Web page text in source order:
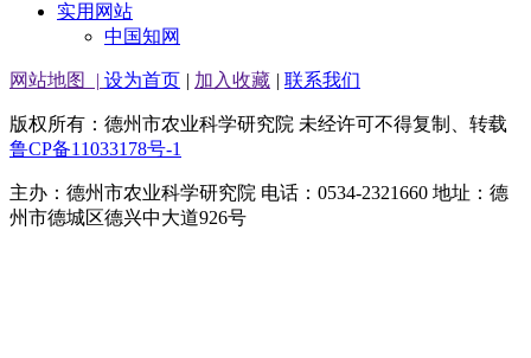
实用网站
中国知网
网站地图 | 设为首页 | 加入收藏 | 联系我们
版权所有：德州市农业科学研究院 未经许可不得复制、转载
鲁CP备11033178号-1
主办：德州市农业科学研究院 电话：0534-2321660 地址：德
州市德城区德兴中大道926号